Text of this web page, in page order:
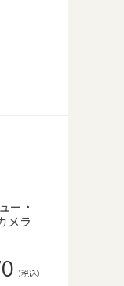
ー・
メラ
（税込）